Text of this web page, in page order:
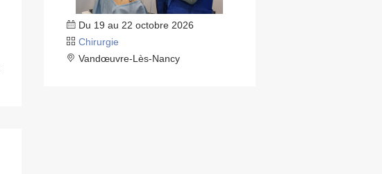
Du 19 au 22 octobre 2026
Chirurgie
Vandœuvre-Lès-Nancy